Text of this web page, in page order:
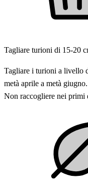
Tagliare turioni di 15-20
Tagliare i turioni a livello
metà aprile a metà
Non raccogliere nei primi